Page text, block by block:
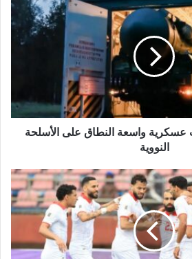
عسكرية واسعة النطاق على الأسلحة
النووية